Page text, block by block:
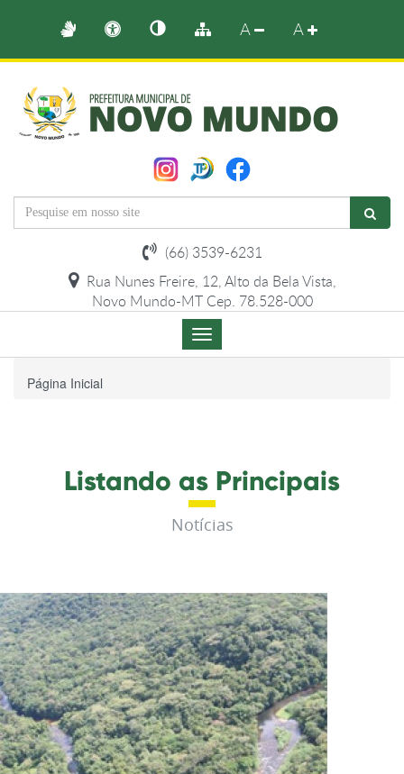
A A
(66) 3539-6231
Rua Nunes Freire, 12, Alto da Bela Vista,
Novo Mundo-MT Cep. 78.528-000
Menu
de
Página Inicial
Listando as Principais
Notícias